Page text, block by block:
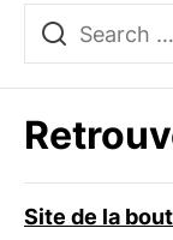
Site de la